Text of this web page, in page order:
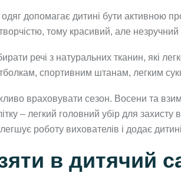
допомагає дитині бути активною
тому красивий, але
речі з натуральних тканин, які
спортивним штанам, легким
враховувати сезон. Восени та
– легкий головний убір для
роботу вихователів і додає
в дитячий